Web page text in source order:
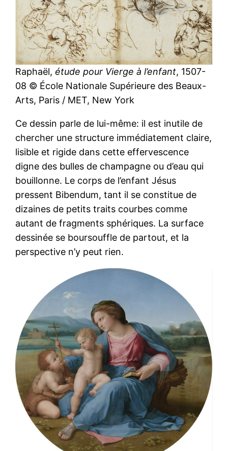
Raphaël,étude pour Vierge à l’enfant, 1507-
08 © École Nationale Supérieure des Beaux-
Arts, Paris / MET, New York
Ce dessin parle de lui-même: il est inutile de
chercher une structure immédiatement claire,
lisible et rigide dans cette effervescence
digne des bulles de champagne ou d’eau qui
bouillonne. Le corps de l’enfant Jésus
pressent Bibendum, tant il se constitue de
dizaines de petits traits courbes comme
autant de fragments sphériques. La surface
dessinée se boursouffle de partout, et la
perspective n’y peut rien.